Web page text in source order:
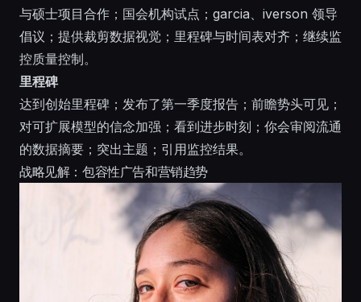
与硕士项目合作；国会机构试点；garcia、iverson 领导
倡议；提供裁剪数据视觉；里程碑与时间表对齐；继续监
控质量控制。
里程碑
达到创始里程碑；发布了第一季度报告；前瞻势头可见；
对可扩展模型的信念加强；看到进步时刻；你会审阅流通
的数据摘要；突出主题；引用监控结果。
战略见解：包容性广告和营销趋势